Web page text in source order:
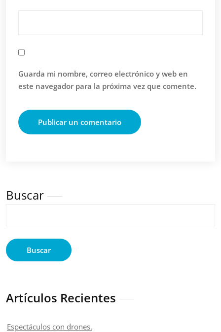
Guarda mi nombre, correo electrónico y web en
este navegador para la próxima vez que comente.
Buscar
Buscar
Artículos Recientes
Espectáculos con drones.